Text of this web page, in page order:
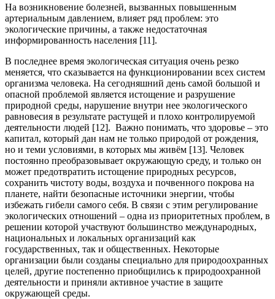
На возникновение болезней, вызванных повышенным
артериальным давлением, влияет ряд проблем: это
экологические причины, а также недостаточная
информированность населения [11].
В последнее время экологическая ситуация очень резко
меняется, что сказывается на функционировании всех систем
организма человека. На сегодняшний день самой большой и
опасной проблемой является истощение и разрушение
природной среды, нарушение внутри нее экологического
равновесия в результате растущей и плохо контролируемой
деятельности людей [12]. Важно понимать, что здоровье – это
капитал, который дан нам не только природой от рождения,
но и теми условиями, в которых мы живём [13]. Человек
постоянно преобразовывает окружающую среду, и только он
может предотвратить истощение природных ресурсов,
сохранить чистоту воды, воздуха и почвенного покрова на
планете, найти безопасные источники энергии, чтобы
избежать гибели самого себя. В связи с этим регулирование
экологических отношений – одна из приоритетных проблем, в
решении которой участвуют большинство международных,
национальных и локальных организаций как
государственных, так и общественных. Некоторые
организации были созданы специально для природоохранных
целей, другие постепенно приобщились к природоохранной
деятельности и приняли активное участие в защите
окружающей среды.